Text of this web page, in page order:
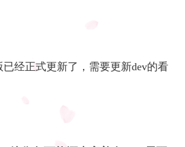
已经正式更新了，需要更新dev的看